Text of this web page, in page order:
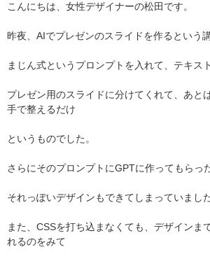
こんにちは、女性デザイナーの松田です。
昨夜、AIでプレゼンのスライドを作るという
まじん式というプロンプトを入れて、テキス
プレゼン用のスライドに分けてくれて、あと
手で整えるだけ
というものでした。
さらにそのプロンプトにGPTに作ってもらっ
それっぽいデザインもできてしまっていました
また、CSSを打ち込まなくても、デザインま
れるのをみて